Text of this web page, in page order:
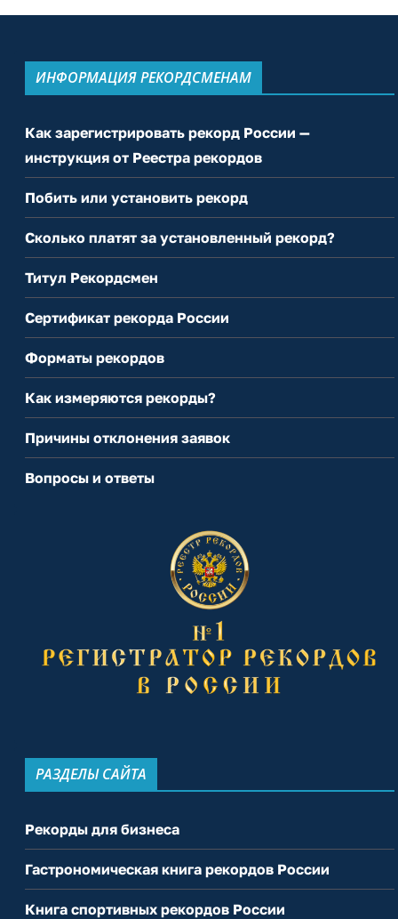
ИНФОРМАЦИЯ РЕКОРДСМЕНАМ
Как зарегистрировать рекорд России —
инструкция от Реестра рекордов
Побить или установить рекорд
Сколько платят за установленный рекорд?
Титул Рекордсмен
Сертификат рекорда России
Форматы рекордов
Как измеряются рекорды?
Причины отклонения заявок
Вопросы и ответы
РАЗДЕЛЫ САЙТА
Рекорды для бизнеса
Гастрономическая книга рекордов России
Книга спортивных рекордов России